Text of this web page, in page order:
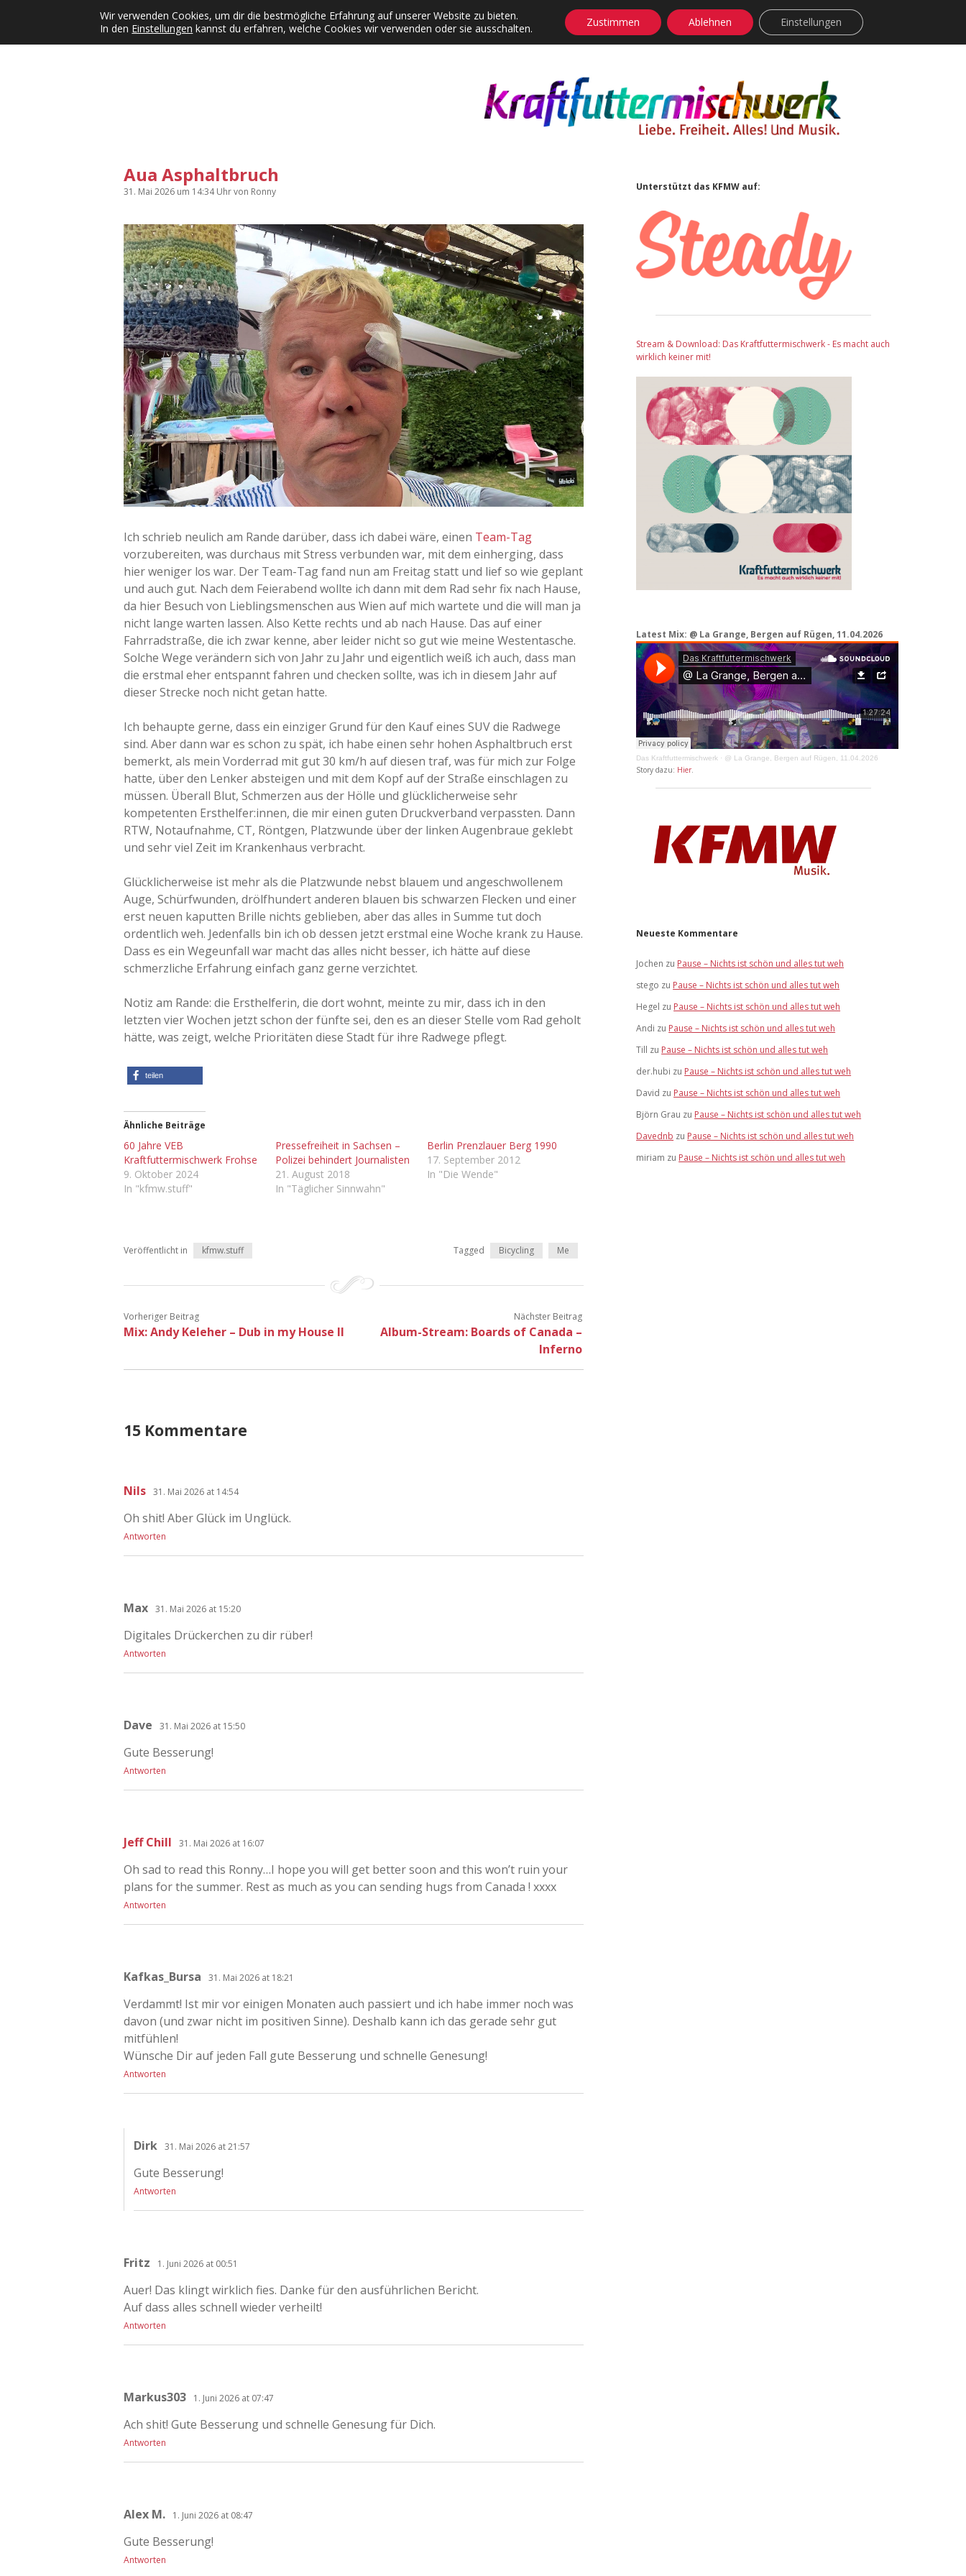
Kategorien Dropdown-Menü öffnen
KFMW-Disco Dates Instagrams Contact Adventskalender Dropdown-Menü öffnen facebook
instagram
rss soundcloud
vimeoBluesky
Aua Asphaltbruch
31. Mai 2026 um 14:34 Uhrvon Ronny
Ich schrieb neulich am Rande darüber, dass ich dabei wäre, einen Team-Tag
vorzubereiten, was durchaus mit Stress verbunden war, mit dem einherging, dass
hier weniger los war. Der Team-Tag fand nun am Freitag statt und lief so wie geplant
und auch gut. Nach dem Feierabend wollte ich dann mit dem Rad sehr fix nach Hause,
da hier Besuch von Lieblingsmenschen aus Wien auf mich wartete und die will man ja
nicht lange warten lassen. Also Kette rechts und ab nach Hause. Das auf einer
Fahrradstraße, die ich zwar kenne, aber leider nicht so gut wie meine Westentasche.
Solche Wege verändern sich von Jahr zu Jahr und eigentlich weiß ich auch, dass man
die erstmal eher entspannt fahren und checken sollte, was ich in diesem Jahr auf
dieser Strecke noch nicht getan hatte.
Ich behaupte gerne, dass ein einziger Grund für den Kauf eines SUV die Radwege
sind. Aber dann war es schon zu spät, ich habe einen sehr hohen Asphaltbruch erst
bemerkt, als mein Vorderrad mit gut 30 km/h auf diesen traf, was für mich zur Folge
hatte, über den Lenker absteigen und mit dem Kopf auf der Straße einschlagen zu
müssen. Überall Blut, Schmerzen aus der Hölle und glücklicherweise sehr
kompetenten Ersthelfer:innen, die mir einen guten Druckverband verpassten. Dann
RTW, Notaufnahme, CT, Röntgen, Platzwunde über der linken Augenbraue geklebt
und sehr viel Zeit im Krankenhaus verbracht.
Glücklicherweise ist mehr als die Platzwunde nebst blauem und angeschwollenem
Auge, Schürfwunden, drölfhundert anderen blauen bis schwarzen Flecken und einer
erst neuen kaputten Brille nichts geblieben, aber das alles in Summe tut doch
ordentlich weh. Jedenfalls bin ich ob dessen jetzt erstmal eine Woche krank zu Hause.
Dass es ein Wegeunfall war macht das alles nicht besser, ich hätte auf diese
schmerzliche Erfahrung einfach ganz gerne verzichtet.
Notiz am Rande: die Ersthelferin, die dort wohnt, meinte zu mir, dass ich in den
letzten vier Wochen jetzt schon der fünfte sei, den es an dieser Stelle vom Rad geholt
hätte, was zeigt, welche Prioritäten diese Stadt für ihre Radwege pflegt.
teilen
Ähnliche Beiträge
60 Jahre VEB
Kraftfuttermischwerk Frohse
9. Oktober 2024
In "kfmw.stuff"
Pressefreiheit in Sachsen –
Polizei behindert Journalisten
21. August 2018
In "Täglicher Sinnwahn"
Berlin Prenzlauer Berg 1990
17. September 2012
In "Die Wende"
Veröffentlicht in kfmw.stuff Tagged Bicycling Me
Vorheriger Beitrag
Mix: Andy Keleher – Dub in my House II
Nächster Beitrag
Album-Stream: Boards of Canada –
Inferno
15 Kommentare
Nils 31. Mai 2026 at 14:54
Oh shit! Aber Glück im Unglück.
Antworten
Max 31. Mai 2026 at 15:20
Digitales Drückerchen zu dir rüber!
Antworten
Dave 31. Mai 2026 at 15:50
Gute Besserung!
Antworten
Jeff Chill 31. Mai 2026 at 16:07
Oh sad to read this Ronny…I hope you will get better soon and this won’t ruin your
plans for the summer. Rest as much as you can sending hugs from Canada ! xxxx
Antworten
Kafkas_Bursa 31. Mai 2026 at 18:21
Verdammt! Ist mir vor einigen Monaten auch passiert und ich habe immer noch was
davon (und zwar nicht im positiven Sinne). Deshalb kann ich das gerade sehr gut
mitfühlen!
Wünsche Dir auf jeden Fall gute Besserung und schnelle Genesung!
Antworten
Dirk 31. Mai 2026 at 21:57
Gute Besserung!
Antworten
Fritz 1. Juni 2026 at 00:51
Auer! Das klingt wirklich fies. Danke für den ausführlichen Bericht.
Auf dass alles schnell wieder verheilt!
Antworten
Markus303 1. Juni 2026 at 07:47
Ach shit! Gute Besserung und schnelle Genesung für Dich.
Antworten
Alex M. 1. Juni 2026 at 08:47
Gute Besserung!
Antworten
Sidebar
Unterstützt das KFMW auf:
Stream & Download: Das Kraftfuttermischwerk - Es macht auch
wirklich keiner mit!
Latest Mix: @ La Grange, Bergen auf Rügen, 11.04.2026
Das Kraftfuttermischwerk · @ La Grange, Bergen auf Rügen, 11.04.2026
Story dazu: Hier.
Neueste Kommentare
Jochen zu Pause – Nichts ist schön und alles tut weh
stego zu Pause – Nichts ist schön und alles tut weh
Hegel zu Pause – Nichts ist schön und alles tut weh
Andi zu Pause – Nichts ist schön und alles tut weh
Till zu Pause – Nichts ist schön und alles tut weh
der.hubi zu Pause – Nichts ist schön und alles tut weh
David zu Pause – Nichts ist schön und alles tut weh
Björn Grau zu Pause – Nichts ist schön und alles tut weh
Davednb zu Pause – Nichts ist schön und alles tut weh
miriam zu Pause – Nichts ist schön und alles tut weh
Wir verwenden Cookies, um dir die bestmögliche Erfahrung auf unserer Website zu bieten.
In den Einstellungen kannst du erfahren, welche Cookies wir verwenden oder sie ausschalten. Zustimmen Ablehnen Einstellungen